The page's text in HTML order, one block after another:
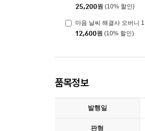
25,200원 (10% 할인)
마음 날씨 해결사 오버니 1
12,600원 (10% 할인)
품목정보
발행일
판형